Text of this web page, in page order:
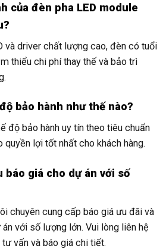
của đèn pha LED module
và driver chất lượng cao, đèn có tuổi
thiểu chi phí thay thế và bảo trì
bảo hành như thế nào?
độ bảo hành uy tín theo tiêu chuẩn
quyền lợi tốt nhất cho khách hàng.
báo giá cho dự án với số
chuyên cung cấp báo giá ưu đãi và
với số lượng lớn. Vui lòng liên hệ
vấn và báo giá chi tiết.